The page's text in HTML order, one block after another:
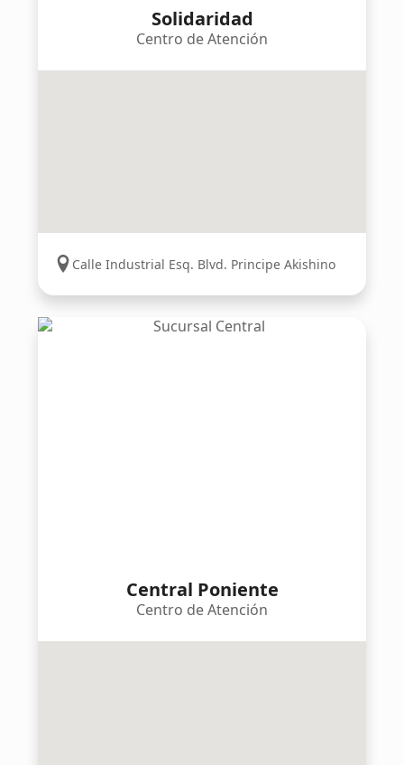
Solidaridad
Centro de Atención
Calle Industrial Esq. Blvd. Principe Akishino
Central Poniente
Centro de Atención